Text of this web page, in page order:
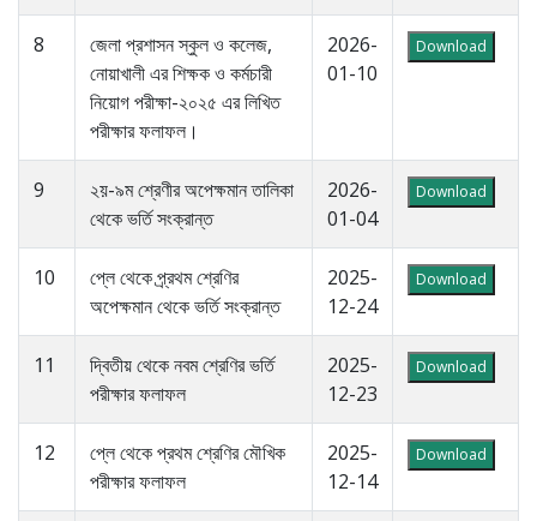
8
জেলা প্রশাসন স্কুল ও কলেজ,
নোয়াখালী এর শিক্ষক ও কর্মচারী
নিয়োগ পরীক্ষা-২০২৫ এর লিখিত
পরীক্ষার ফলাফল।
2026-
01-10
Download
9
২য়-৯ম শ্রেণীর অপেক্ষমান তালিকা
থেকে ভর্তি সংক্রান্ত
2026-
01-04
Download
10
প্লে থেকে প্র্রথম শ্রেণির
অপেক্ষমান থেকে ভর্তি সংক্রান্ত
2025-
12-24
Download
11
দ্বিতীয় থেকে নবম শ্রেণির ভর্তি
পরীক্ষার ফলাফল
2025-
12-23
Download
12
প্লে থেকে প্রথম শ্রেণির মৌখিক
পরীক্ষার ফলাফল
2025-
12-14
Download